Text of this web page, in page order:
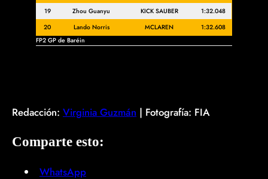
19
Zhou Guanyu KICK SAUBER
1:32.048
20
Lando Norris MCLAREN
1:32.608
FP2 GP de Baréin
Redacción: Virginia Guzmán | Fotografía: FIA
Comparte esto:
WhatsApp